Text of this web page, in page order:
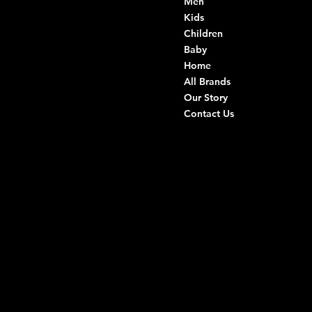
Kids
Children
Baby
Home
All Brands
Our Story
Contact Us